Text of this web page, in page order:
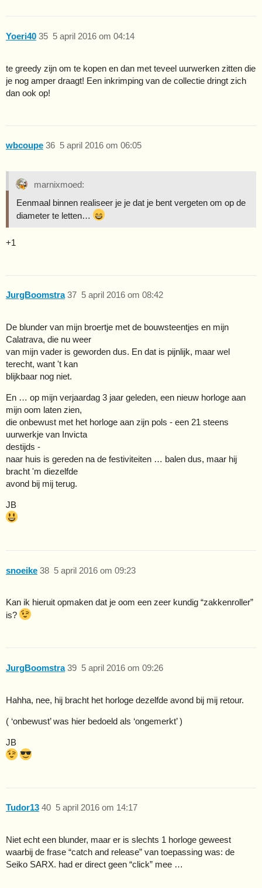
Yoeri40 5 april 2016 om 04:14
35
te greedy zijn om te kopen en dan met teveel uurwerken zitten die
je nog amper draagt! Een inkrimping van de collectie dringt zich
dan ook op!
wbcoupe 5 april 2016 om 06:05
36
marnixmoed:
Eenmaal binnen realiseer je je dat je bent vergeten om op de
diameter te letten…
+1
JurgBoomstra 5 april 2016 om 08:42
37
De blunder van mijn broertje met de bouwsteentjes en mijn
Calatrava, die nu weer
van mijn vader is geworden dus. En dat is pijnlijk, maar wel
terecht, want 't kan
blijkbaar nog niet.
En … op mijn verjaardag 3 jaar geleden, een nieuw horloge aan
mijn oom laten zien,
die onbewust met het horloge aan zijn pols - een 21 steens
uurwerkje van Invicta
destijds -
naar huis is gereden na de festiviteiten … balen dus, maar hij
bracht 'm diezelfde
avond bij mij terug.
JB
snoeike 5 april 2016 om 09:23
38
Kan ik hieruit opmaken dat je oom een zeer kundig “zakkenroller”
is?
JurgBoomstra 5 april 2016 om 09:26
39
Hahha, nee, hij bracht het horloge dezelfde avond bij mij retour.
( ‘onbewust’ was hier bedoeld als ‘ongemerkt’ )
JB
Tudor13 5 april 2016 om 14:17
40
Niet echt een blunder, maar er is slechts 1 horloge geweest
waarbij de frase “catch and release” van toepassing was: de
Seiko SARX. had er direct geen “click” mee …